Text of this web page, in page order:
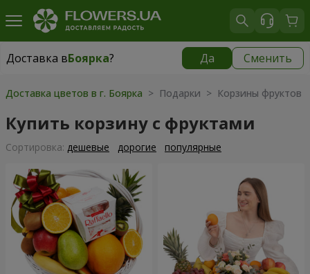
Доставка вБоярка? Да Сменить
Доставка вБоярка|
Доставка цветов в г. Боярка > Подарки > Корзины фруктов
Купить корзину с фруктами
Cортировка: дешевые дорогие популярные